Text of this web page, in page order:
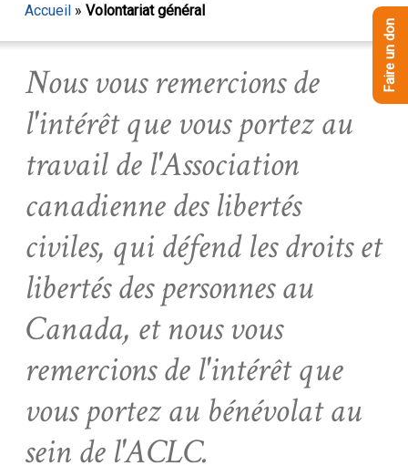
Accueil» Volontariat général
Nous vous remercions de
l'intérêt que vous portez au
travail de l'Association
canadienne des libertés
civiles, qui défend les droits et
libertés des personnes au
Canada, et nous vous
remercions de l'intérêt que
vous portez au bénévolat au
sein de l'ACLC.
Faire un don